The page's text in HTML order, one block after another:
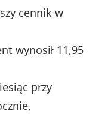
cennik w
wynosił 11,95
przy